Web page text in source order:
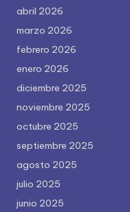
abril 2026
marzo 2026
febrero 2026
enero 2026
diciembre 2025
noviembre 2025
octubre 2025
septiembre 2025
agosto 2025
julio 2025
junio 2025